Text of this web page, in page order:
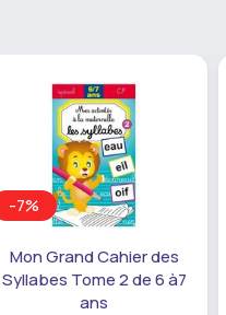
-7%
Mon Grand Cahier des
Syllabes Tome 2 de 6 à7
ans